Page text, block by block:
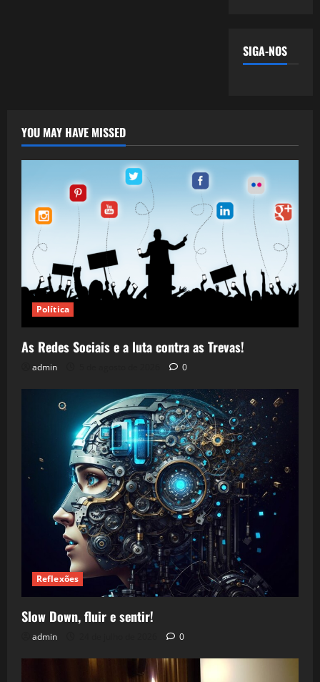
SIGA-NOS
YOU MAY HAVE MISSED
Política
As Redes Sociais e a luta contra as Trevas!
admin 0
Reflexões
Slow Down, fluir e sentir!
admin 0